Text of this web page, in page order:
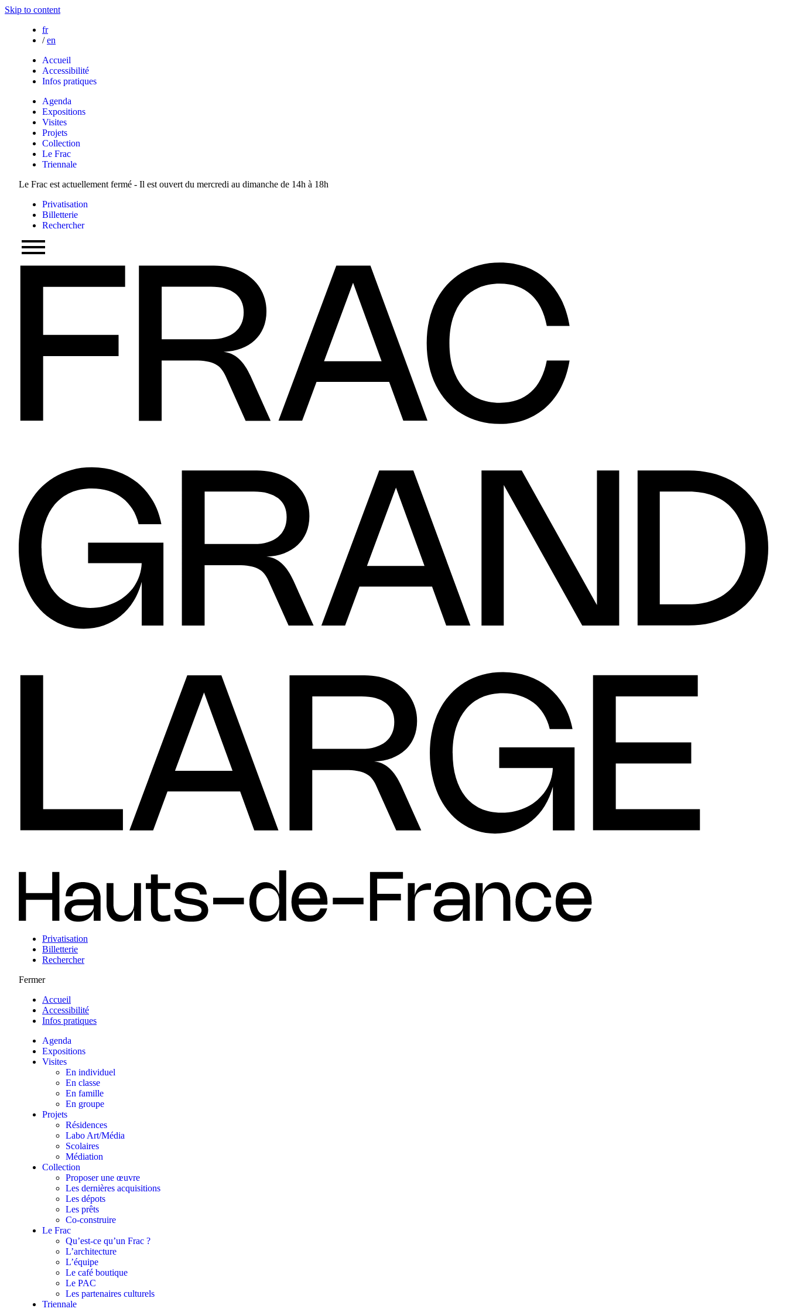
Skip to content
fr
/ en
Accueil
Accessibilité
Infos pratiques
Agenda
Expositions
Visites
Projets
Collection
Le Frac
Triennale
Le Frac est actuellement fermé - Il est ouvert du mercredi au dimanche de 14h à 18h
Privatisation
Billetterie
Rechercher
Privatisation
Billetterie
Rechercher
Fermer
Accueil
Accessibilité
Infos pratiques
Agenda
Expositions
Visites
En individuel
En classe
En famille
En groupe
Projets
Résidences
Labo Art/Média
Scolaires
Médiation
Collection
Proposer une œuvre
Les dernières acquisitions
Les dépots
Les prêts
Co-construire
Le Frac
Qu’est-ce qu’un Frac ?
L’architecture
L’équipe
Le café boutique
Le PAC
Les partenaires culturels
Triennale